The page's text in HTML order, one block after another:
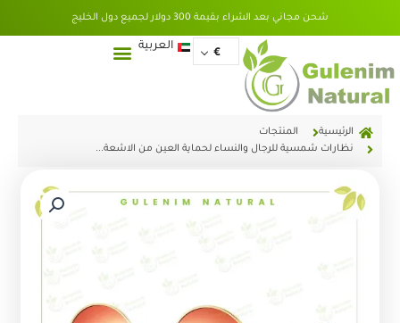
شحن مجاني بعد الشراء بقيمة 300 دولار لجميع دول الخليج
€ العربية
English
الرئيسية
المنتجات
نظارات شمسية للرجال والنساء لحماية العين من الاشعة...